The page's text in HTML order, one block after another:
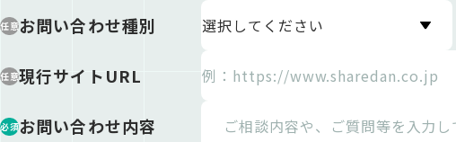
任意お問い合わせ種別
任意現行サイトURL
必須お問い合わせ内容